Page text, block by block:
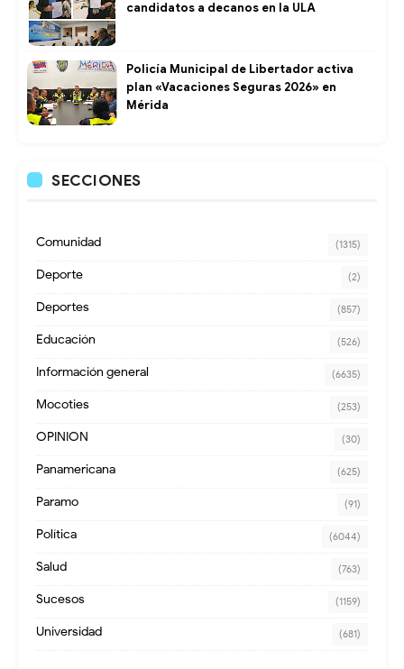
candidatos a decanos en la ULA
Policía Municipal de Libertador activa
plan «Vacaciones Seguras 2026» en
Mérida
SECCIONES
Comunidad (1315)
Deporte (2)
Deportes (857)
Educación (526)
Información general (6635)
Mocoties (253)
OPINION (30)
Panamericana (625)
Paramo (91)
Política (6044)
Salud (763)
Sucesos (1159)
Universidad (681)